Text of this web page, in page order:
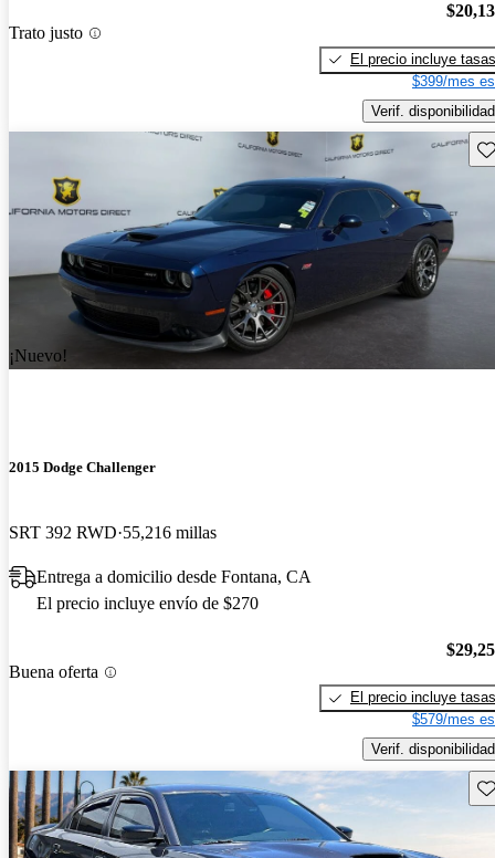
Trato justo
El precio incluye tasas
$399/mes
Verif. disponibilidad
¡Nuevo!
2015 Dodge Challenger
SRT 392 RWD 55,216 millas
Entrega a domicilio desde Fontana, CA
El precio incluye envío de $270
Buena oferta
El precio incluye tasas
$579/mes
Verif. disponibilidad